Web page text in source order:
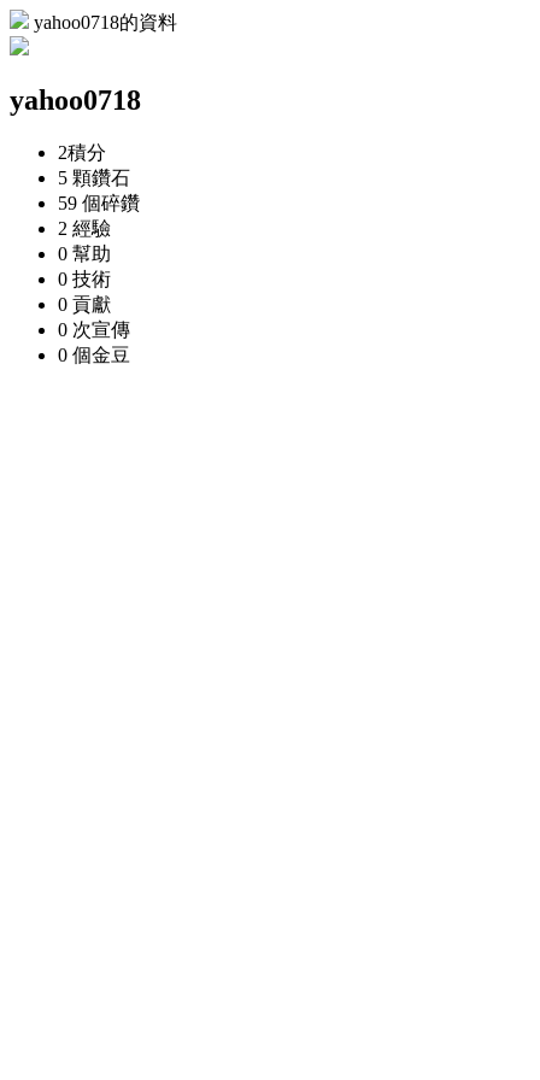
yahoo0718的資料
yahoo0718
2積分
5 顆鑽石
59 個碎鑽
2 經驗
0 幫助
0 技術
0 貢獻
0 次宣傳
0 個金豆